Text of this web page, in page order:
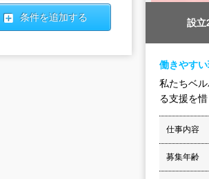
設立
働きやす
私たちベ
る支援を
仕事内容
募集年齢
条件を追加する